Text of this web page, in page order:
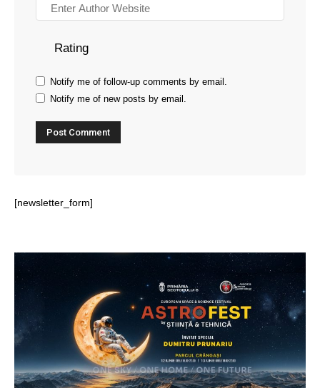
Rating
Notify me of follow-up comments by email.
Notify me of new posts by email.
[newsletter_form]